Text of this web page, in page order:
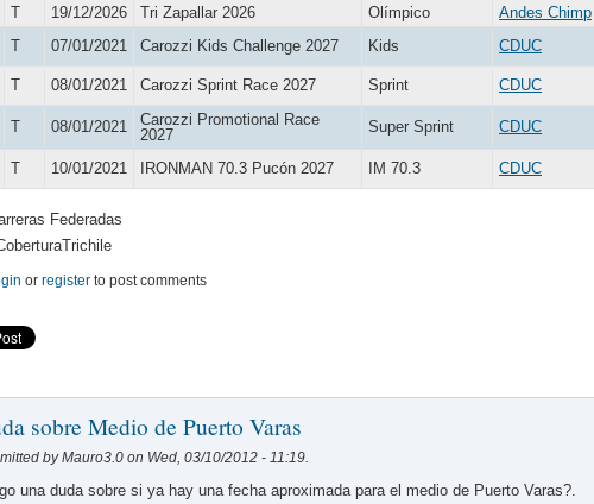
T 19/12/2026 Tri Zapallar 2026 Olímpico
Andes Chimp
T 07/01/2021 Carozzi Kids Challenge 2027 Kids CDUC
T 08/01/2021 Carozzi Sprint Race 2027 Sprint CDUC
T 08/01/2021
Carozzi Promotional Race
2027
Super Sprint CDUC
T 10/01/2021 IRONMAN 70.3 Pucón 2027 IM 70.3 CDUC
Federadas
or register to post comments
sobre Medio de Puerto Varas
by Mauro3.0 on Wed, 03/10/2012 - 11:19.
una duda sobre si ya hay una fecha aproximada para el medio de Puerto Varas?.